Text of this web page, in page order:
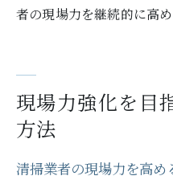
者の現場力を継続的に高
現場力強化を目
方法
清掃業者の現場力を高め